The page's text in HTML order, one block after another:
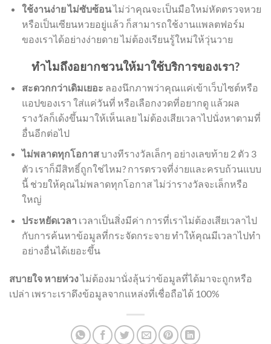
ใช้งานง่าย ไม่ซับซ้อนไม่ว่าคุณจะเป็นมือใหม่หัดตรวจหวย
หรือเป็นเซียนหวยอยู่แล้ว ก็สามารถใช้งานแพลตฟอร์ม
ของเราได้อย่างง่ายดาย ไม่ต้องเรียนรู้ใหม่ให้วุ่นวาย
ทำไมถึงอยากชวนให้มาใช้บริการของเรา?
สะดวกกว่าเดิมเยอะ ลองนึกภาพว่าคุณแค่เข้าเว็บไซต์หรือ
แอปของเรา ใส่แค่วันที่ หรือเลือกงวดที่อยากดู แล้วผล
รางวัลก็เด้งขึ้นมาให้เห็นเลย ไม่ต้องเสียเวลาไปนั่งหาตามที่
อื่นอีกต่อไป
ไม่พลาดทุกโอกาสบางทีรางวัลเล็กๆ อย่างเลขท้าย 2 ตัว 3
ตัว เราก็มีสิทธิ์ถูกใช่ไหม? การตรวจที่ง่ายและครบถ้วนแบบ
นี้ ช่วยให้คุณไม่พลาดทุกโอกาส ไม่ว่ารางวัลจะเล็กหรือ
ใหญ่
ประหยัดเวลา เวลาเป็นสิ่งมีค่า การที่เราไม่ต้องเสียเวลาไป
กับการค้นหาข้อมูลที่กระจัดกระจาย ทำให้คุณมีเวลาไปทำ
อย่างอื่นได้เยอะขึ้น
สบายใจ หายห่วงไม่ต้องมานั่งลุ้นว่าข้อมูลที่ได้มาจะถูกหรือ
เปล่า เพราะเราดึงข้อมูลจากแหล่งที่เชื่อถือได้ 100%